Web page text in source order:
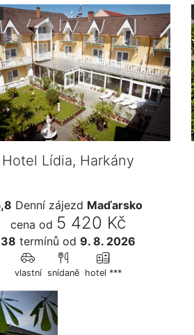
Hotel Lídia, Harkány
Denní zájezd Maďarsko
cena od 5 420 Kč
38 termínů od 9. 8. 2026
vlastní snídaně hotel ***